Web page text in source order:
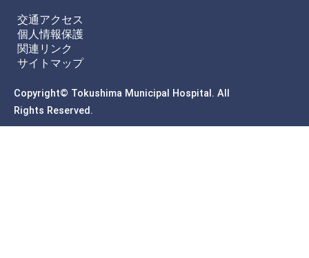
交通アクセス
個人情報保護
関連リンク
サイトマップ
Copyright© Tokushima Municipal Hospital. All
Rights Reserved.